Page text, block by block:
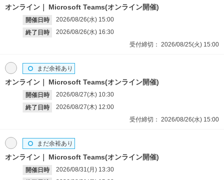
オンライン Microsoft Teams(オンライン開催)
開催日時 2026/08/26(水) 15:00
終了日時
2026/08/26(水) 16:30
受付締切： 2026/08/25(火) 15:00
オンライン Microsoft Teams(オンライン開催)
開催日時 2026/08/27(木) 10:30
終了日時
2026/08/27(木) 12:00
まだ余裕あり
受付締切： 2026/08/26(水) 15:00
オンライン Microsoft Teams(オンライン開催)
開催日時 2026/08/31(月) 13:30
まだ余裕あり